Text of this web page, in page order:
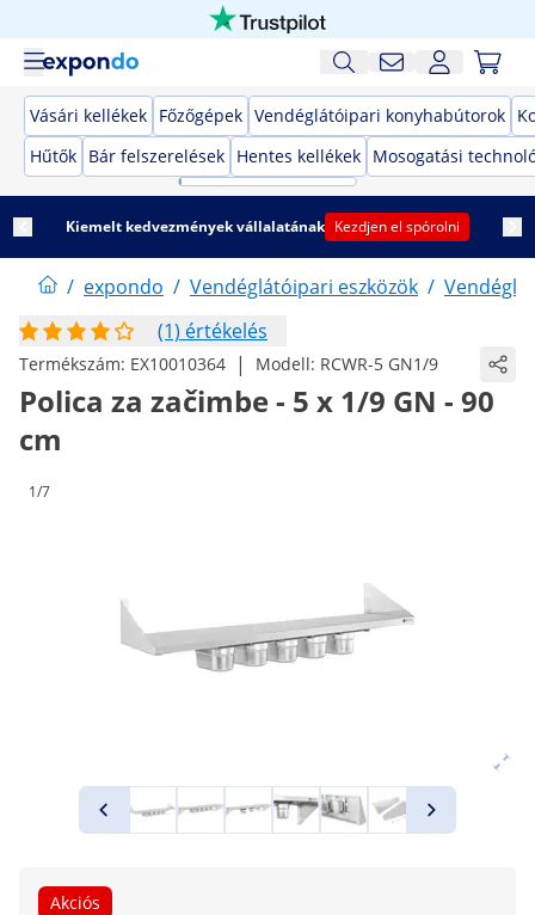
Vásári kellékek Főzőgépek Vendéglátóipari konyhabútorok
Hűtők Bár felszerelések Hentes kellékek Mosogatási
Kiemelt kedvezmények vállalatának Kezdjen el spórolni
/ expondo / Vendéglátóipari eszközök /
(1) értékelés
Termékszám: EX10010364 | Modell: RCWR-5 GN1/9
Polica za začimbe - 5 x 1/9 GN - 90
cm
1/7
Akciós